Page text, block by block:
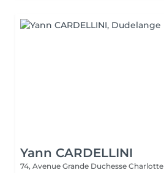
Yann CARDELLINI
74, Avenue Grande Duchesse Charlotte